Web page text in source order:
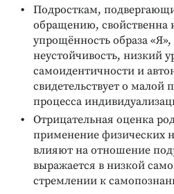
Подросткам,
обращению, свойственна
упрощённость образа «Я»,
неустойчивость, низкий
самоидентичности и
свидетельствует о малой
процесса
Отрицательная оценка
применение физических
влияют на отношение
выражается в низкой
стремлении к